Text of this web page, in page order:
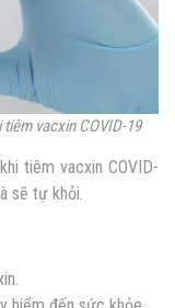
vacxin COVID-19
tiêm vacxin COVID-
sẽ tự khỏi.